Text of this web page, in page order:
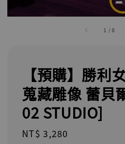
1 /8
【預購】勝利
蒐藏雕像 蕾貝
02 STUDIO]
Regular
NT$ 3,280